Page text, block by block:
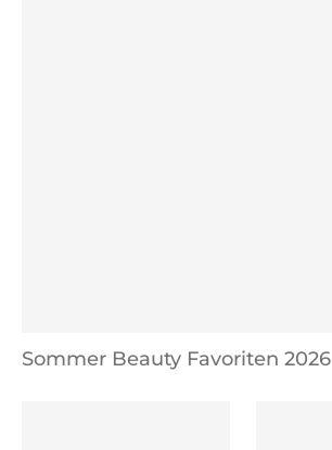
Sommer Beauty Favoriten 2026